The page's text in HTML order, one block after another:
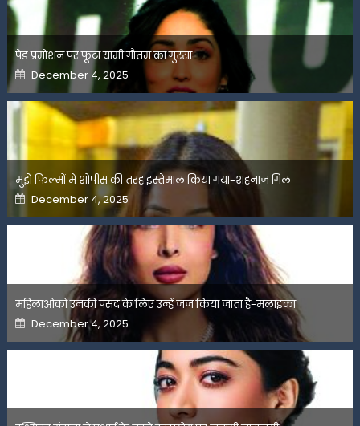
पेड प्रमोशन पर फूटा यामी गौतम का गुस्सा
Posted
on
December 4, 2025
मुझे फिल्मों में शोपीस की तरह इस्तेमाल किया गया-शहनाज गिल
Posted
on
December 4, 2025
महिलाओंको उनकी पसंद के लिए उन्हें जज किया जाता है-मलाइका
Posted
on
December 4, 2025